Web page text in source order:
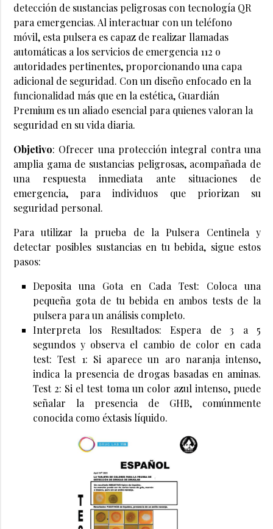
detección de sustancias peligrosas con tecnología QR
para emergencias. Al interactuar con un teléfono
móvil, esta pulsera es capaz de realizar llamadas
automáticas a los servicios de emergencia 112 o
autoridades pertinentes, proporcionando una capa
adicional de seguridad. Con un diseño enfocado en la
funcionalidad más que en la estética, Guardián
Premium es un aliado esencial para quienes valoran la
seguridad en su vida diaria.
Objetivo: Ofrecer una protección integral contra una
amplia gama de sustancias peligrosas, acompañada de
una respuesta inmediata ante situaciones de
emergencia, para individuos que priorizan su
seguridad personal.
Para utilizar la prueba de la Pulsera Centinela y
detectar posibles sustancias en tu bebida, sigue estos
pasos:
Deposita una Gota en Cada Test: Coloca una
pequeña gota de tu bebida en ambos tests de la
pulsera para un análisis completo.
Interpreta los Resultados: Espera de 3 a 5
segundos y observa el cambio de color en cada
test: Test 1: Si aparece un aro naranja intenso,
indica la presencia de drogas basadas en aminas.
Test 2: Si el test toma un color azul intenso, puede
señalar la presencia de GHB, comúnmente
conocida como éxtasis líquido.